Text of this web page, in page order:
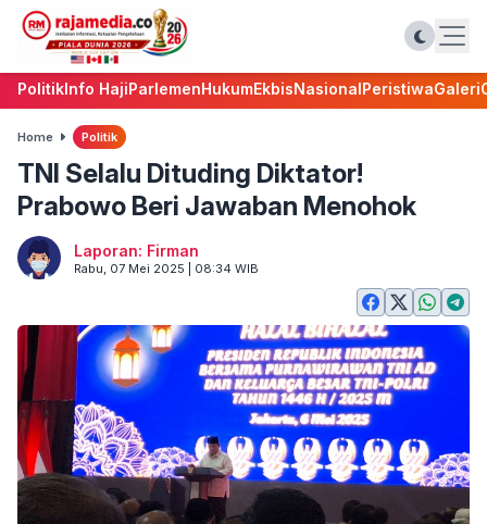
PolitikInfo HajiParlemenHukumEkbisNasionalPeristiwaGaleri
Home Politik
TNI Selalu Dituding Diktator!
Prabowo Beri Jawaban Menohok
Laporan: Firman
Rabu, 07 Mei 2025 | 08:34 WIB